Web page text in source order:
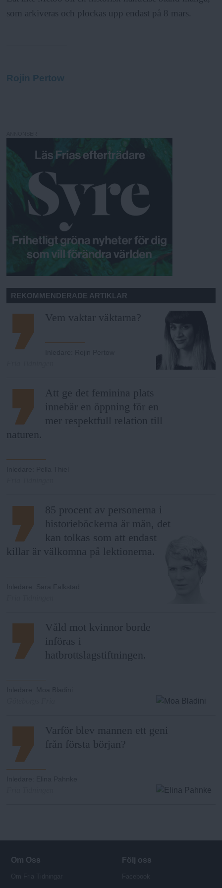
som arkiveras och plockas upp endast på 8 mars.
Rojin Pertow
REKOMMENDERADE ARTIKLAR
Vem vaktar väktarna?
Att ge det feminina plats
innebär en öppning för en
mer respektfull relation till
naturen.
85 procent av personerna i
historieböckerna är män, det
kan tolkas som att endast
killar är välkomna på lektionerna.
Våld mot kvinnor borde
införas i
hatbrottslagstiftningen.
Varför blev mannen ett geni
från första början?
Om Oss Följ oss